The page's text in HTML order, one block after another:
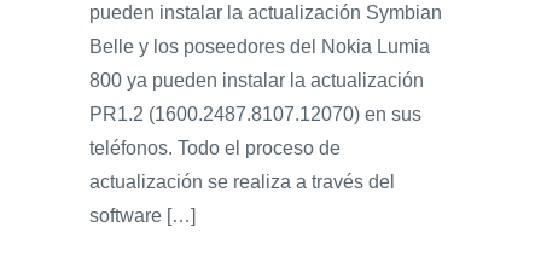
pueden instalar la actualización Symbian
Belle y los poseedores del Nokia Lumia
800 ya pueden instalar la actualización
PR1.2 (1600.2487.8107.12070) en sus
teléfonos. Todo el proceso de
actualización se realiza a través del
software […]